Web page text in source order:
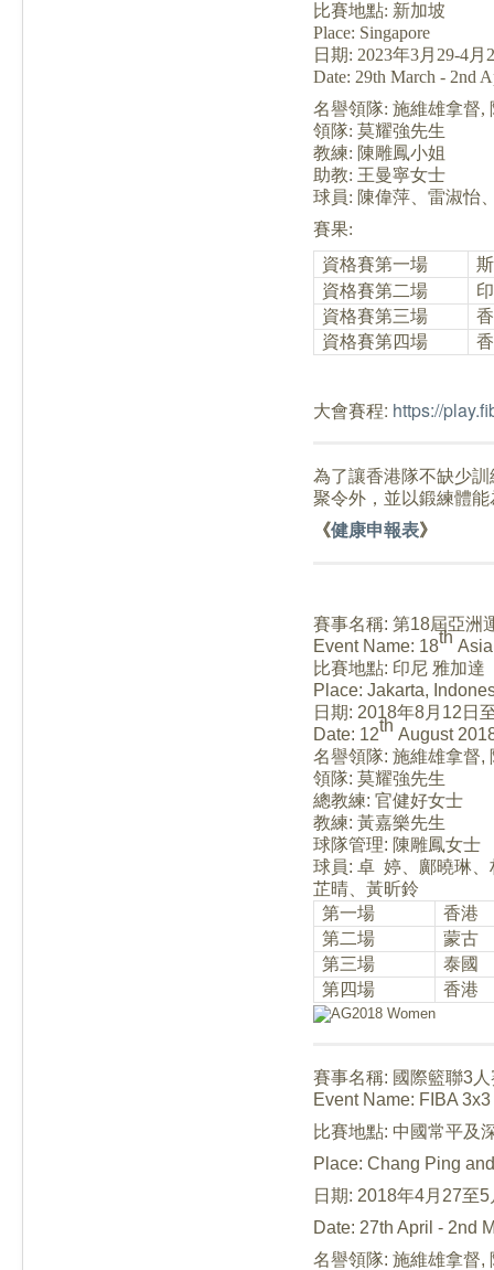
比賽地點: 新加坡
Place: Singapore
日期: 2023年3月29-4月
Date: 29th March - 2nd
名譽領隊: 施維雄拿督,
領隊: 莫耀強先生
教練: 陳雕鳳小姐
助教: 王曼寧女士
球員: 陳偉萍 、雷淑怡
賽果:
資格賽第一場
資格賽第二場
資格賽第三場
資格賽第四場
大會賽程: https://
為了讓香港隊不缺少
聚令外，並以鍛練體
《健康申報表》
賽事名稱: 第18屆亞洲
Event Name: 18th
比賽地點: 印尼 雅加達
Place: Jakarta,
日期: 2018年8月 12 日
Date: 12th August
名譽領隊: 施維雄拿督,
領隊: 莫耀強先生
總教練: 官健好女士
教練: 黃嘉樂先生
球隊管理: 陳雕鳳女士
球員: 卓 婷、鄺曉琳
芷晴、黃昕鈴
第一場
香港
第二場
蒙古
第三場
泰國
第四場
香港
賽事名稱: 國際籃聯3
Event Name: FIBA
比賽地點: 中國常平及
Place: Chang Ping
日期: 2018年4月27至
Date: 27th April - 2nd
名譽領隊: 施維雄拿督,